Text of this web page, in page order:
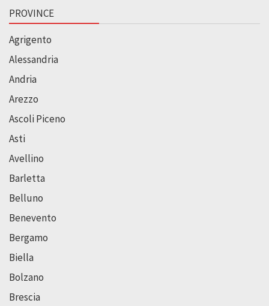
PROVINCE
Agrigento
Alessandria
Andria
Arezzo
Ascoli Piceno
Asti
Avellino
Barletta
Belluno
Benevento
Bergamo
Biella
Bolzano
Brescia